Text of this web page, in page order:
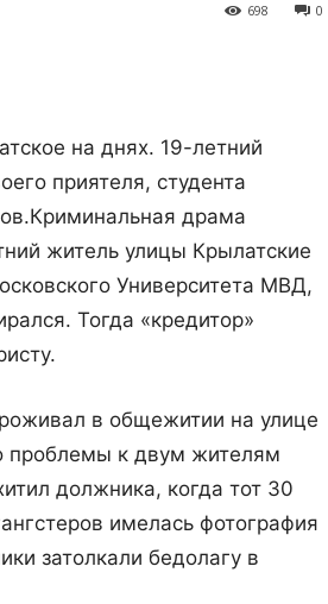
0
698
на днях. 19-летний
приятеля, студента
Криминальная драма
житель улицы Крылатские
Университета МВД,
Тогда «кредитор»
в общежитии на улице
проблемы к двум жителям
должника, когда тот 30
имелась фотография
затолкали бедолагу в